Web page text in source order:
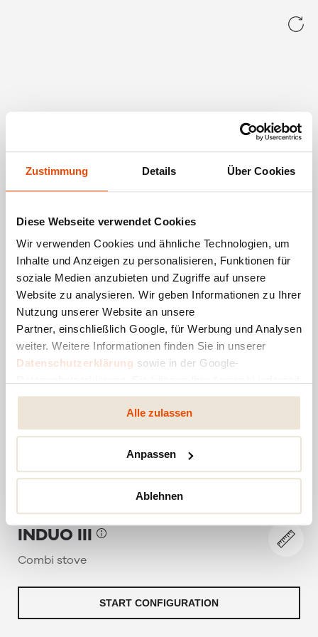
Zustimmung Details Über Cookies
Diese Webseite verwendet Cookies
Wir verwenden Cookies und ähnliche Technologien, um
Inhalte und Anzeigen zu personalisieren, Funktionen für
soziale Medien anzubieten und Zugriffe auf unsere
Website zu analysieren. Wir geben Informationen zu Ihrer
Nutzung unserer Website an unsere
Partner, einschließlich Google, für Werbung und Analysen
weiter. Weitere Informationen finden Sie in unserer
Datenschutzerklärung sowie in der Google-
ändern oder widerrufen.
Alle zulassen
Anpassen
Ablehnen
INDUO III
Combi stove
START CONFIGURATION